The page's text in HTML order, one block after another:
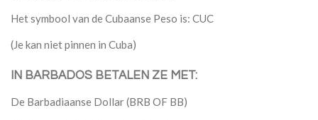
Het symbool van de Cubaanse Peso is: CUC
(Je kan niet pinnen in Cuba)
IN BARBADOS BETALEN ZE MET:
De Barbadiaanse Dollar (BRB OF BB)